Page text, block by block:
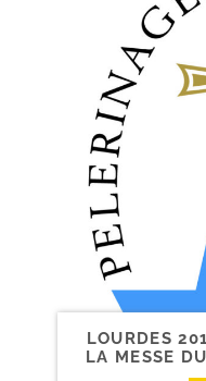
LOURDES
LA MESSE